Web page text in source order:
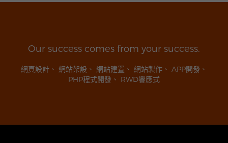
Our success comes from your success.
網頁設計 、 網站架設 、 網站建置 、 網站製作 、 APP開發 、
PHP程式開發 、 RWD響應式